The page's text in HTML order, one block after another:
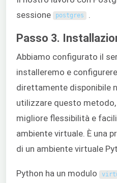
sessione
postgres .
Passo 3.
Abbiamo configurato il
installeremo e
direttamente disponibile
utilizzare questo
migliore flessibilità e
ambiente virtuale. È una
di un ambiente virtuale
Python ha un modulo